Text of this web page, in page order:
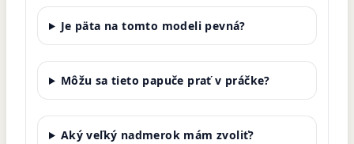
Je päta na tomto modeli pevná?
Môžu sa tieto papuče prať v práčke?
Aký veľký nadmerok mám zvoliť?